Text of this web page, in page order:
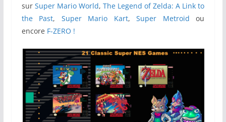
sur Super Mario World, The Legend of Zelda: A Link to
the Past, Super Mario Kart,Super Metroid ou
encore F-ZERO !